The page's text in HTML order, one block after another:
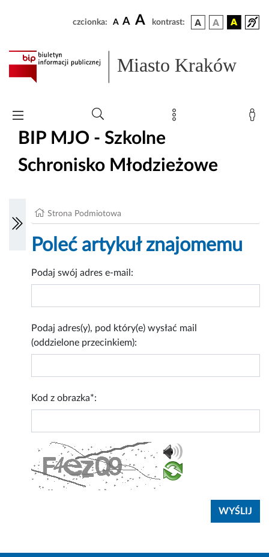
czcionka: A A A kontrast:
Miasto Kraków
BIP MJO - Szkolne
Schronisko Młodzieżowe
Strona Podmiotowa
Poleć artykuł znajomemu
Podaj swój adres e-mail:
Podaj adres(y), pod który(e) wysłać mail
(oddzielone przecinkiem):
Kod z obrazka*: